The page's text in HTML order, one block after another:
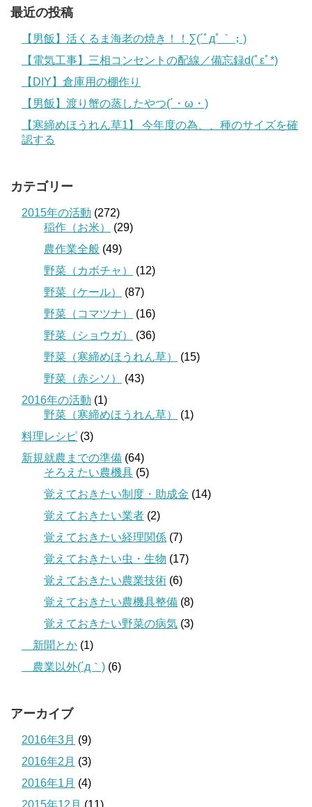
最近の投稿
【男飯】活くるま海老の焼き！！∑(´ﾟдﾟ｀；)
【電気工事】三相コンセントの配線／備忘録d(ﾟεﾟ*)
【DIY】倉庫用の棚作り
【男飯】渡り蟹の蒸したやつ(´・ω・)
【寒締めほうれん草1】 今年度の為、、種のサイズを確
認する
カテゴリー
2015年の活動 (272)
稲作（お米）
(29)
農作業全般 (49)
野菜（カボチャ）
(12)
野菜（ケール）
(87)
野菜（コマツナ）
(16)
野菜（ショウガ）
(36)
野菜（寒締めほうれん草）
(15)
野菜（赤シソ）
(43)
2016年の活動 (1)
野菜（寒締めほうれん草）
(1)
料理レシピ (3)
新規就農までの準備 (64)
そろえたい農機具 (5)
覚えておきたい制度・助成金 (14)
覚えておきたい業者 (2)
覚えておきたい経理関係 (7)
覚えておきたい虫・生物 (17)
覚えておきたい農業技術 (6)
覚えておきたい農機具整備 (8)
覚えておきたい野菜の病気 (3)
＿新聞とか (1)
＿農業以外(´д｀) (6)
アーカイブ
2016年3月 (9)
2016年2月 (3)
2016年1月 (4)
2015年12月 (11)